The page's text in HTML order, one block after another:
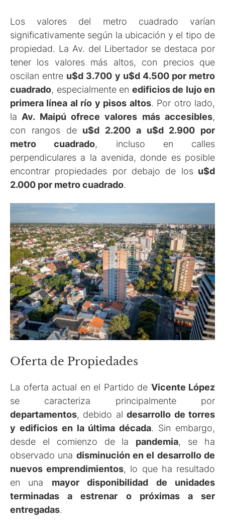
Los valores del metro cuadrado varían
significativamente según la ubicación y el tipo de
propiedad. La Av. del Libertador se destaca por
tener los valores más altos, con precios que
oscilan entre u$d 3.700 y u$d 4.500 por metro
cuadrado, especialmente en edificios de lujo en
primera línea al río y pisos altos. Por otro lado,
la Av. Maipú ofrece valores más accesibles,
con rangos de u$d 2.200 a u$d 2.900 por
metro cuadrado, incluso en calles
perpendiculares a la avenida, donde es posible
encontrar propiedades por debajo de losu$d
2.000 por metro cuadrado.
Oferta de Propiedades
La oferta actual en el Partido de Vicente López
se caracteriza principalmente por
departamentos, debido aldesarrollo de torres
y edificios en la última década. Sin embargo,
desde el comienzo de la pandemia, se ha
observado una disminución en el desarrollo de
nuevos emprendimientos, lo que ha resultado
en una mayor disponibilidad de unidades
terminadas a estrenar o próximas a ser
entregadas.